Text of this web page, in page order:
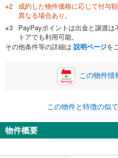
0万円
自己資金から住宅購入にかけ
い。一般的には物件価格の2割
閉じる
ボーナス
0円
ナス時の増額分（1回分）を
ボーナス払いの限度額は金融
閉じる
月々の返済額
成約した物件価格に応じて付与
異なる場合あり。
PayPayポイントは出金と譲渡
トアでも利用可能。
その他条件等の詳細は 説明ページを
この物件情
この物件と特徴の似
物件概要